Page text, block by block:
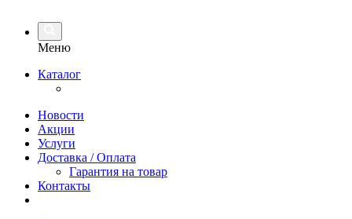
Меню
Каталог
Новости
Акции
Услуги
Доставка / Оплата
Гарантия на товар
Контакты